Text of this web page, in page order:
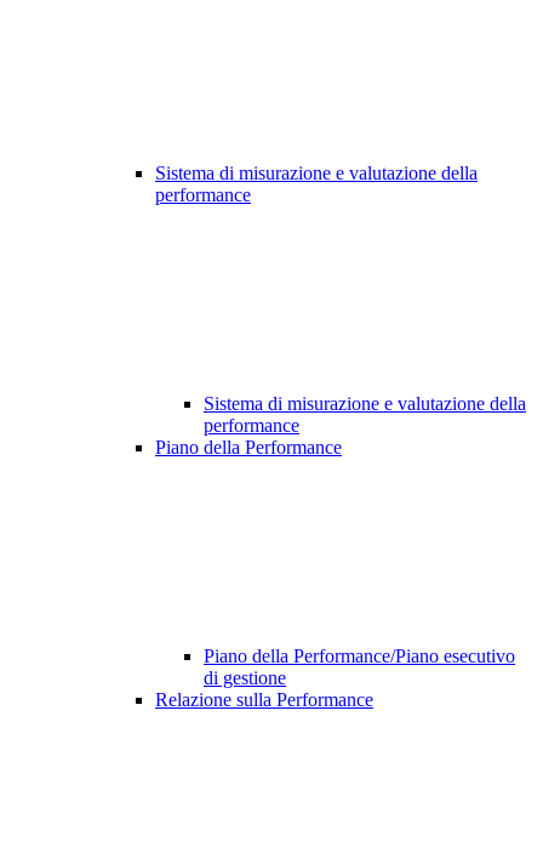
Sistema di misurazione e valutazione della
performance
Sistema di misurazione e valutazione della
performance
Piano della Performance
Piano della Performance/Piano esecutivo
di gestione
Relazione sulla Performance